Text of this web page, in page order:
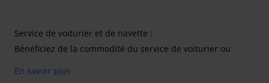
Service de voiturier et de navette :
Bénéficiez de la commodité du service de voiturier ou
depuis l'aéroport. Si vous utilisez leur service de navette,
En savoir plus